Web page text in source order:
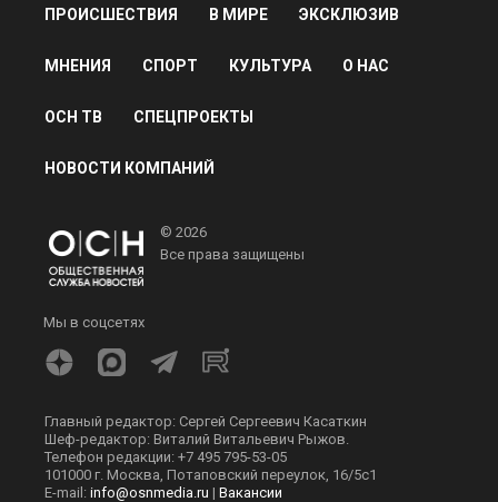
ПРОИСШЕСТВИЯ В МИРЕ ЭКСКЛЮЗИВ
МНЕНИЯ СПОРТ КУЛЬТУРА О НАС
ОСН ТВ СПЕЦПРОЕКТЫ
НОВОСТИ КОМПАНИЙ
© 2026
Все права защищены
Мы в соцсетях
Главный редактор: Сергей Сергеевич Касаткин
Шеф-редактор: Виталий Витальевич Рыжов.
Телефон редакции: +7 495 795-53-05
101000 г. Москва, Потаповский переулок, 16/5с1
E-mail: info@osnmedia.ru | Вакансии